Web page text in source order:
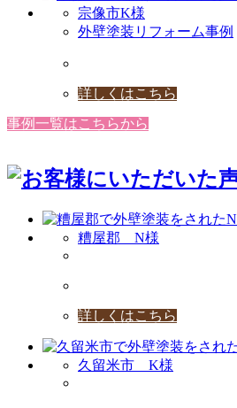
宗像市K様
外壁塗装リフォーム事例
詳しくはこちら
事例一覧はこちらから
糟屋郡 N様
詳しくはこちら
久留米市 K様